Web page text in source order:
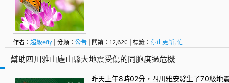
作者： 超級efly | 分類： 公告 | 閱讀：12,620 | 標籤： 停止更新, 忙
幫助四川雅山廬山縣大地震受傷的同胞度過危機
昨天上午8時02分，四川雅安發生了7.0級地